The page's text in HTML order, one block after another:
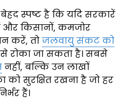
स्पष्ट है कि यदि सरकारें
और किसानों, कमजोर
करें, तो जलवायु संकट को
रोका जा सकता है। सबसे
नहीं, बल्कि उन लाखों
को सुरक्षित रखना है जो हर
हैं।